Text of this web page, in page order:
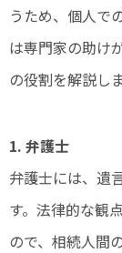
うため、個人で
は専門家の助け
の役割を解説し
1. 弁護士
弁護士には、遺
す。法律的な観
ので、相続人間